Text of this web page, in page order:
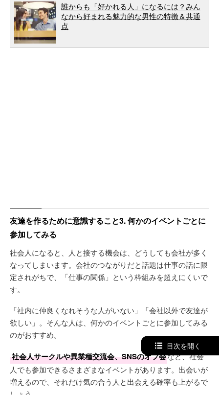
誰からも「好かれる人」になるには？みん
なから好まれる魅力的な男性の特徴＆共通
点
友達を作るために意識すること3. 何かのイベントごとに
参加してみる
社会人になると、人と接する機会は、どうしても会社が多く
なってしまいます。会社のつながりだと話題は仕事の話に限
定されがちで、「仕事の関係」という枠組みを超えにくいで
す。
「社内に仲良くなれそうな人がいない」「会社以外で友達が
欲しい」。そんな人は、何かのイベントごとに参加してみる
のがおすすめ。
社会人サークルや異業種交流会、SNSのオフ会など、社会
人でも参加できるさまざまなイベントがあります。出会いが
増えるので、それだけ気の合う人と出会える確率も上がるで
しょう。
目次を開く